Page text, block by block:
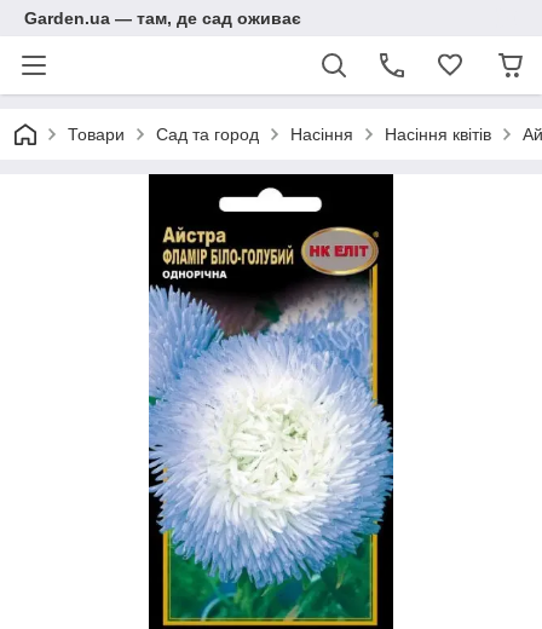
Garden.ua — там, де сад оживає
Товари Сад та город Насіння Насіння квітів